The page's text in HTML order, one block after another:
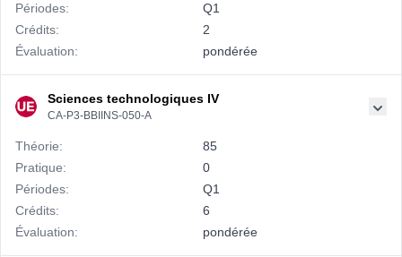
Périodes:
Q1
Crédits:
2
Évaluation:
pondérée
Sciences technologiques IV
CA-P3-BBIINS-050-A
Théorie:
85
Pratique:
0
Périodes:
Q1
Crédits:
6
Évaluation:
pondérée